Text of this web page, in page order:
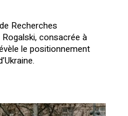
Recherches
consacrée à
le positionnement